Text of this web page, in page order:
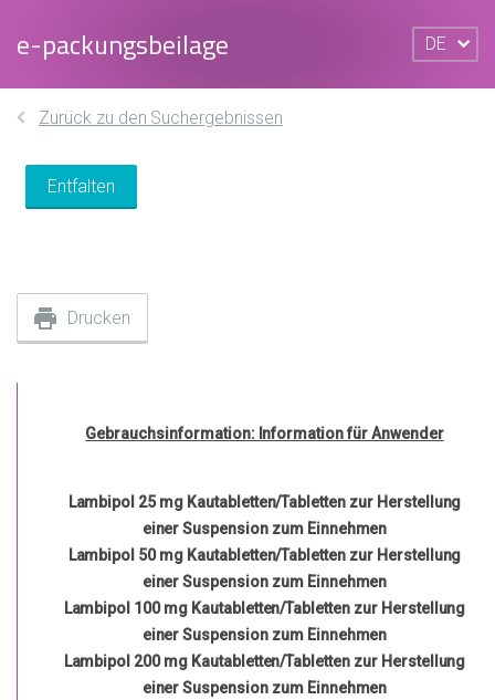
e-packungsbeilage DE
Zurück zu den Suchergebnissen
Entfalten
Drucken
Gebrauchsinformation: Information für Anwender
Lambipol 25 mg Kautabletten/Tabletten zur Herstellung
einer Suspension zum Einnehmen
Lambipol 50 mg Kautabletten/Tabletten zur Herstellung
einer Suspension zum Einnehmen
Lambipol 100 mg Kautabletten/Tabletten zur Herstellung
einer Suspension zum Einnehmen
Lambipol 200 mg Kautabletten/Tabletten zur Herstellung
einer Suspension zum Einnehmen